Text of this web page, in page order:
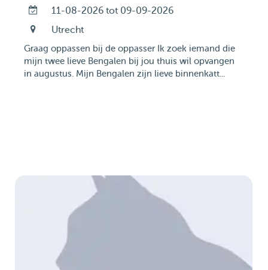
11-08-2026 tot 09-09-2026
Utrecht
Graag oppassen bij de oppasser Ik zoek iemand die
mijn twee lieve Bengalen bij jou thuis wil opvangen
in augustus. Mijn Bengalen zijn lieve binnenkatt...